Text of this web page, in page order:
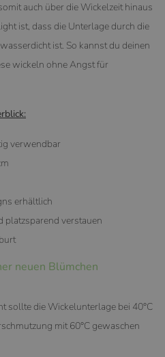
auch über die Wickelzeit hinaus
ist, dass die Unterlage durch die
ist. So kannst du deinen
wickeln ohne Angst für
verwendbar
erhältlich
platzsparend verstauen
neuen Blümchen
sollte die Wickelunterlage bei 40°C
mit 60°C gewaschen